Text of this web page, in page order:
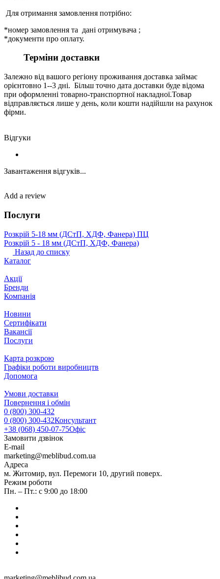
Для отримання замовлення потрібно:
*номер замовлення та дані отримувача ;
*документи про оплату.
Терміни доставки
Залежно від вашого регіону проживання доставка займає
орієнтовно 1--3 дні. Більш точно дата доставки буде відома
при оформленні товарно-транспортної накладної.Товар
відправляється лише у день, коли кошти надійшли на рахунок
фірми.
Відгуки
Завантаження відгуків...
Add a review
Послуги
Розкрій 5‐18 мм (ДСтП, ХДФ, Фанера) ПЦ
Розкрій 5 ‐ 18 мм (ДСтП, ХДФ, Фанера)
Назад до списку
Каталог
Акції
Бренди
Компанія
Новини
Сертифікати
Вакансії
Послуги
Карта розкрою
Графіки роботи виробництв
Допомога
Умови доставки
Повернення і обмін
0 (800) 300-432
0 (800) 300-432Консультант
+38 (068) 450-07-75Офіс
Замовити дзвінок
E-mail
marketing@meblibud.com.ua
Адреса
м. Житомир, вул. Перемоги 10, другий поверх.
Режим роботи
Пн. – Пт.: с 9:00 до 18:00